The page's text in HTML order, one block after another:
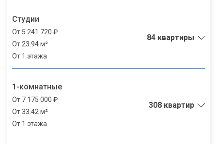
Студии
От 5 241 720 ₽
От 23.94 м²
От 1 этажа
84 квартиры
1-комнатные
От 7 175 000 ₽
От 33.42 м²
От 1 этажа
308 квартир